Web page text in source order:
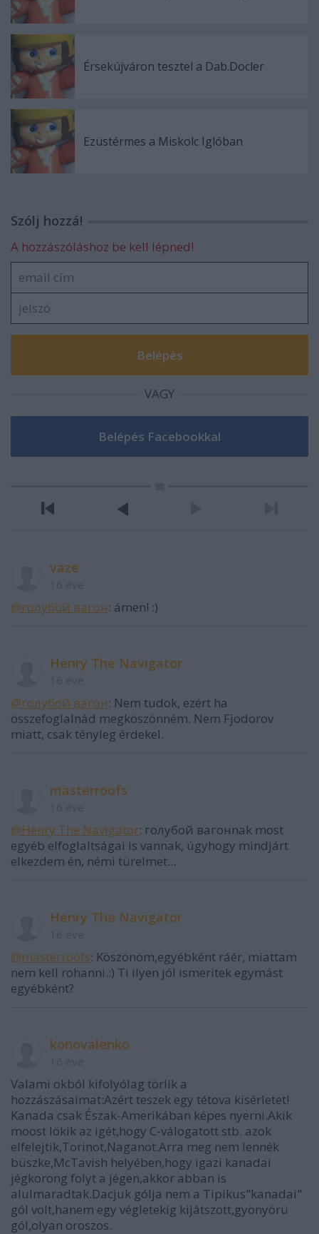
Érsekújváron tesztel a Dab.Docler
Ezüstérmes a Miskolc Iglóban
Szólj hozzá!
A hozzászóláshoz be kell lépned!
VAGY
vaze
@голубой вагон: ámen! :)
Henry The Navigator
@голубой вагон: Nem tudok, ezért ha
összefoglalnád megköszönném. Nem Fjodorov
miatt, csak tényleg érdekel.
masterroofs
@Henry The Navigator: голубой вагонnak most
egyéb elfoglaltságai is vannak, úgyhogy mindjárt
elkezdem én, némi türelmet...
Henry The Navigator
@masterroofs: Köszönöm,egyébként ráér, miattam
nem kell rohanni.:) Ti ilyen jól ismeritek egymást
egyébként?
konovalenko
Valami okból kifolyólag törlik a
hozzászásaimat:Azért teszek egy tétova kisérletet!
Kanada csak Észak-Amerikában képes nyerni.Akik
moost lökik az igét,hogy C-válogatott stb. azok
elfelejtik,Torinot,Naganot.Arra meg nem lennék
büszke,McTavish helyében,hogy igazi kanadai
jégkorong folyt a jégen,akkor abban is
alulmaradtak.Dacjuk gólja nem a Tipikus"kanadai"
gól volt,hanem egy végletekig kijátszott,gyönyörü
gól,olyan oroszos.